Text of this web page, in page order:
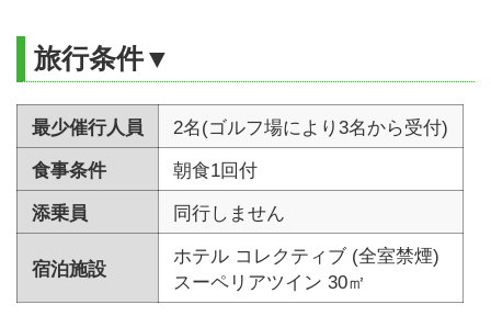
旅行条件▼
最少催行人員
2名(ゴルフ場により3名から受付)
食事条件
朝食1回付
添乗員
同行しません
宿泊施設
ホテル コレクティブ (全室禁煙)
スーペリアツイン 30㎡